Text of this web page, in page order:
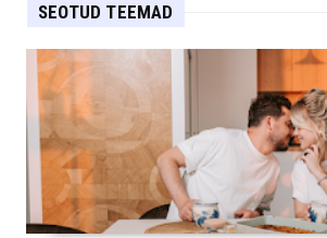
SEOTUD TEEMAD